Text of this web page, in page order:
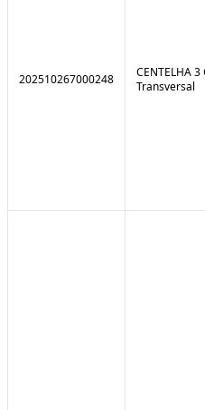
202510267000248
CENTELHA 3
Transversal